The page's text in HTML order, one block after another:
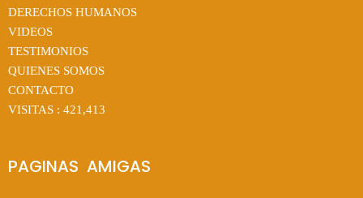
DERECHOS HUMANOS
VIDEOS
TESTIMONIOS
QUIENES SOMOS
CONTACTO
VISITAS : 421,413
PAGINAS  AMIGAS